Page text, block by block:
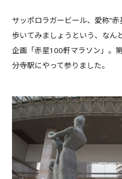
サッポロラガービール、愛称“
歩いてみましょうという、なん
企画「赤星100軒マラソン」。
分寺駅にやって参りました。